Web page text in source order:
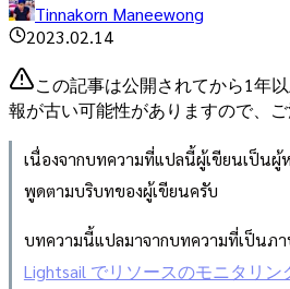
Tinnakorn Maneewong
2023.02.14
この記事は公開されてから1年
報が古い可能性がありますので、ご
เนื่องจากบทความที่แปลนี้ผู้เขียนเป็นผู้
พูดตามบริบทของผู้เขียนครับ
บทความนี้แปลมาจากบทความที่เป็นภ
Lightsail でリソースのモニタリ